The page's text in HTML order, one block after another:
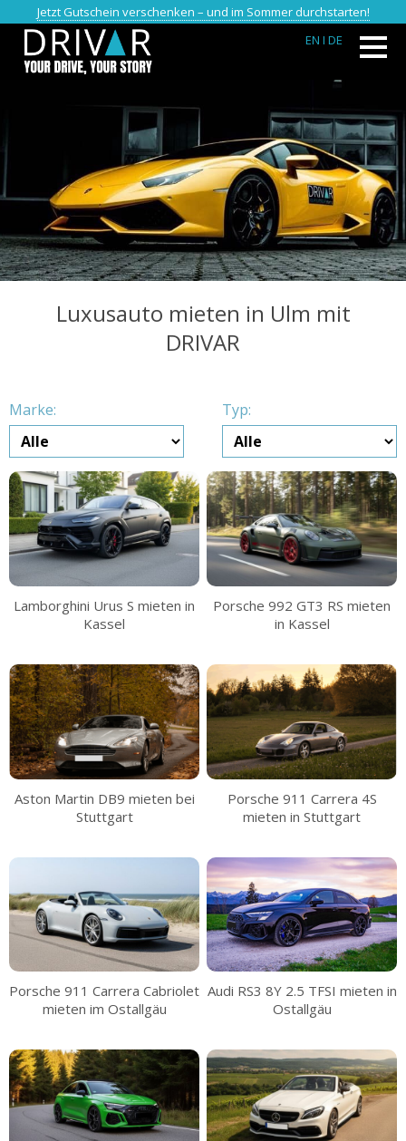
Jetzt Gutschein verschenken – und im Sommer durchstarten!
EN I DE
Luxusauto mieten in Ulm mit
DRIVAR
Marke: Typ:
Lamborghini Urus S mieten in
Kassel
Porsche 992 GT3 RS mieten
in Kassel
Aston Martin DB9 mieten bei
Stuttgart
Porsche 911 Carrera 4S
mieten in Stuttgart
Porsche 911 Carrera Cabriolet
mieten im Ostallgäu
Audi RS3 8Y 2.5 TFSI mieten in
Ostallgäu